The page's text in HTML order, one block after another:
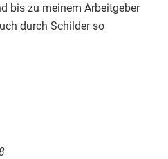
bis zu meinem Arbeitgeber
durch Schilder so